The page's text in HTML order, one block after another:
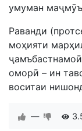
умуман
Раванди
моҳияти
оморӣ – ин
воситаи
—